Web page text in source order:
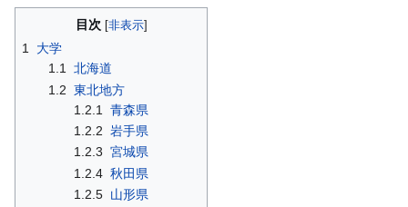
ゲ
シ
に
動
目次
1
大学
1.1
北海道
1.2 東北地方
1.2.1
青森県
1.2.2 岩手県
1.2.3 宮城県
1.2.4 秋田県
1.2.5 山形県